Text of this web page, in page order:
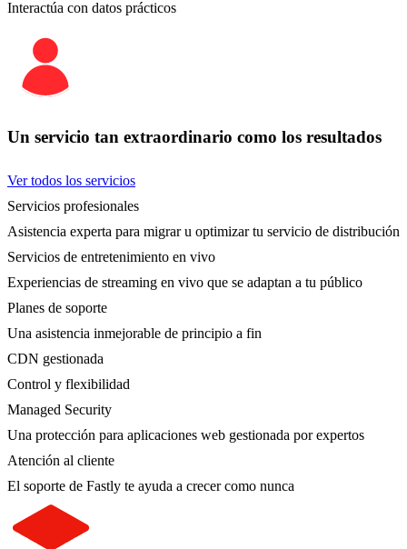
Interactúa con datos prácticos
Un servicio tan extraordinario como los resultados
Ver todos los servicios
Servicios profesionales
Asistencia experta para migrar u optimizar tu servicio de distribución
Servicios de entretenimiento en vivo
Experiencias de streaming en vivo que se adaptan a tu público
Planes de soporte
Una asistencia inmejorable de principio a fin
CDN gestionada
Control y flexibilidad
Managed Security
Una protección para aplicaciones web gestionada por expertos
Atención al cliente
El soporte de Fastly te ayuda a crecer como nunca